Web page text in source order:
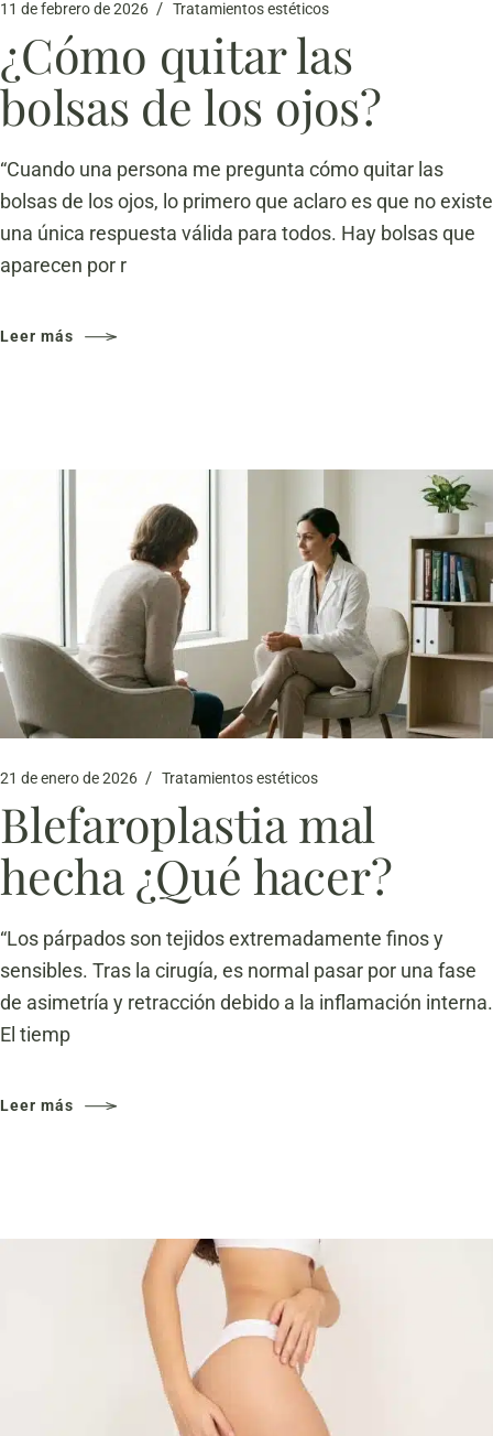
11 de febrero de 2026 Tratamientos estéticos
¿Cómo quitar las
bolsas de los ojos?
“Cuando una persona me pregunta cómo quitar las
bolsas de los ojos, lo primero que aclaro es que no existe
una única respuesta válida para todos. Hay bolsas que
aparecen por r
Leer más
21 de enero de 2026 Tratamientos estéticos
Blefaroplastia mal
hecha ¿Qué hacer?
“Los párpados son tejidos extremadamente finos y
sensibles. Tras la cirugía, es normal pasar por una fase
de asimetría y retracción debido a la inflamación interna.
El tiemp
Leer más